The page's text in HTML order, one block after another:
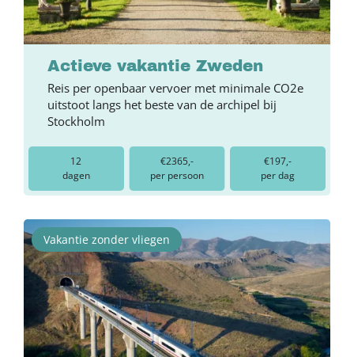
Actieve vakantie Zweden
Reis per openbaar vervoer met minimale CO2e
uitstoot langs het beste van de archipel bij
Stockholm
12
dagen
€2365,-
per persoon
€197,-
per dag
Vakantie zonder vliegen